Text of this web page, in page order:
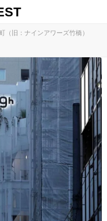
（旧：ナインアワーズ竹橋）